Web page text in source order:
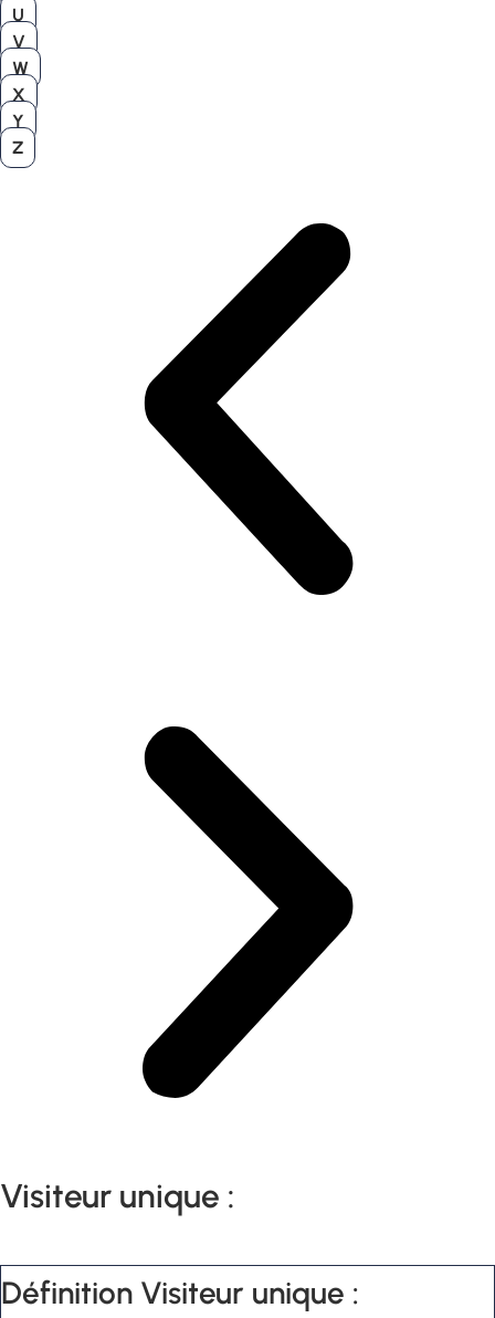
U
V
W
X
Y
Z
Visiteur unique :
Définition Visiteur unique :